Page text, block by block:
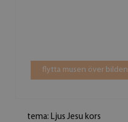
flytta musen över
tema: Ljus Jesu kors